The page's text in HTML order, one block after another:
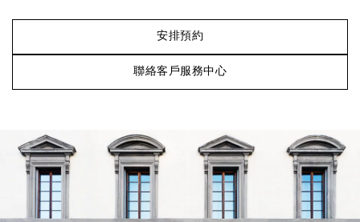
安排預約
聯絡客戶服務中心